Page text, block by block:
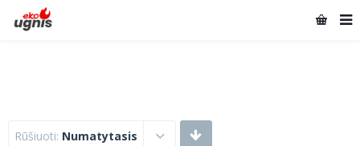
Rūšiuoti: Numatytasis